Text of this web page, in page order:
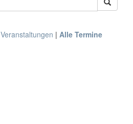
Veranstaltungen | Alle Termine